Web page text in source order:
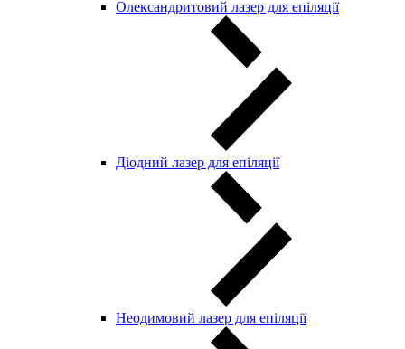
Олександритовий лазер для епіляції
Діодний лазер для епіляції
Неодимовий лазер для епіляції